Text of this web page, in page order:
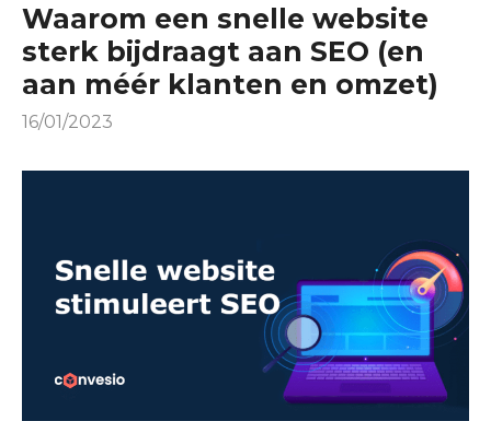
Waarom een snelle website
sterk bijdraagt aan SEO (en
aan méér klanten en omzet)
16/01/2023